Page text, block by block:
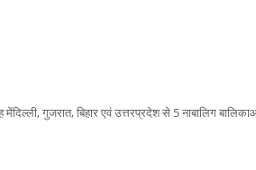
मेंदिल्ली, गुजरात, बिहार एवं उत्तरप्रदेश से 5 नाबालिग